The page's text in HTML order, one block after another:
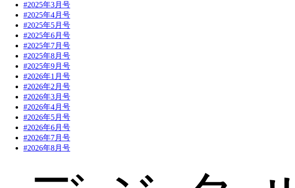
#2025年3月号
#2025年4月号
#2025年5月号
#2025年6月号
#2025年7月号
#2025年8月号
#2025年9月号
#2026年1月号
#2026年2月号
#2026年3月号
#2026年4月号
#2026年5月号
#2026年6月号
#2026年7月号
#2026年8月号